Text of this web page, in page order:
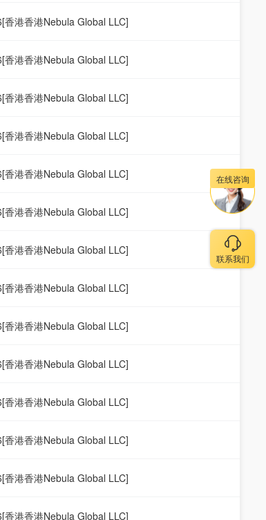
港香港Nebula Global LLC]
港香港Nebula Global LLC]
港香港Nebula Global LLC]
港香港Nebula Global LLC]
港香港Nebula Global LLC]
港香港Nebula Global LLC]
港香港Nebula Global LLC]
港香港Nebula Global LLC]
港香港Nebula Global LLC]
港香港Nebula Global LLC]
港香港Nebula Global LLC]
港香港Nebula Global LLC]
港香港Nebula Global LLC]
港香港Nebula Global LLC]
在线咨询
联系我们